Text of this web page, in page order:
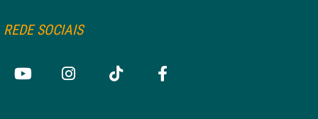
REDE SOCIAIS